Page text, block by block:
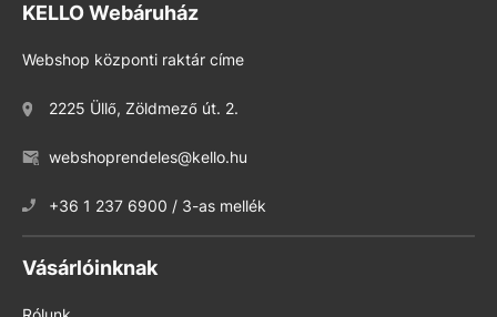
KELLO Webáruház
Webshop központi raktár címe
2225 Üllő, Zöldmező út. 2.
webshoprendeles@kello.hu
+36 1 237 6900 / 3-as mellék
Vásárlóinknak